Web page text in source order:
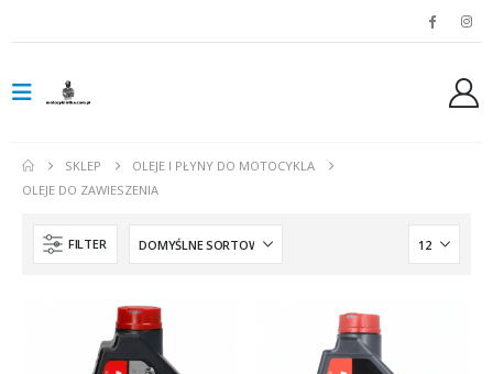
SKLEP
OLEJE I PŁYNY DO MOTOCYKLA
OLEJE DO ZAWIESZENIA
FILTER